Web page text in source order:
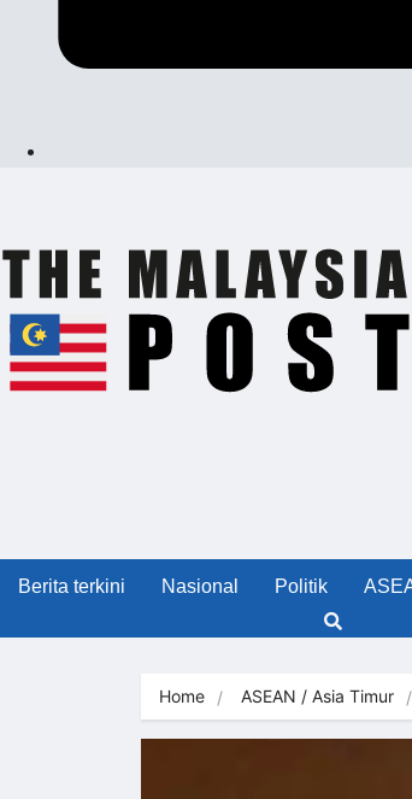
Berita terkini Nasional Politik
Home ASEAN / Asia Timur